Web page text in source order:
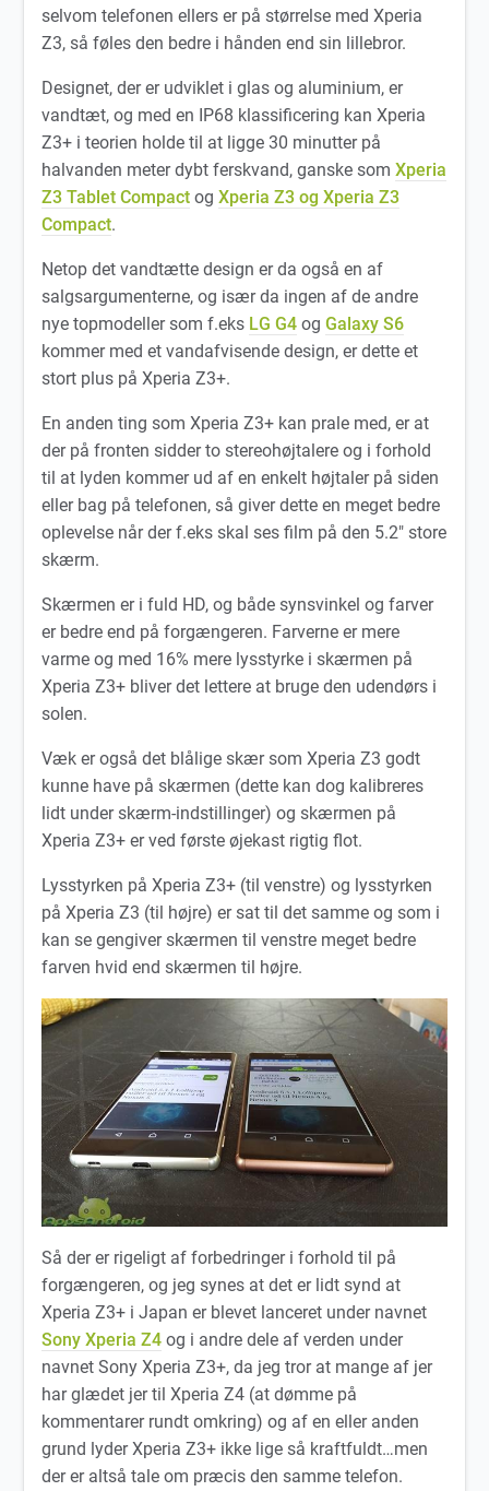
selvom telefonen ellers er på størrelse med Xperia
Z3, så føles den bedre i hånden end sin lillebror.
Designet, der er udviklet i glas og aluminium, er
vandtæt, og med en IP68 klassificering kan Xperia
Z3+ i teorien holde til at ligge 30 minutter på
halvanden meter dybt ferskvand, ganske somXperia
Z3 Tablet Compact ogXperia Z3 og Xperia Z3
Compact.
Netop det vandtætte design er da også en af
salgsargumenterne, og især da ingen af de andre
nye topmodeller som f.eks LG G4 ogGalaxy S6
kommer med et vandafvisende design, er dette et
stort plus på Xperia Z3+.
En anden ting som Xperia Z3+ kan prale med, er at
der på fronten sidder to stereohøjtalere og i forhold
til at lyden kommer ud af en enkelt højtaler på siden
eller bag på telefonen, så giver dette en meget bedre
oplevelse når der f.eks skal ses film på den 5.2″ store
skærm.
Skærmen er i fuld HD, og både synsvinkel og farver
er bedre end på forgængeren. Farverne er mere
varme og med 16% mere lysstyrke i skærmen på
Xperia Z3+ bliver det lettere at bruge den udendørs i
solen.
Væk er også det blålige skær som Xperia Z3 godt
kunne have på skærmen (dette kan dog kalibreres
lidt under skærm-indstillinger) og skærmen på
Xperia Z3+ er ved første øjekast rigtig flot.
Lysstyrken på Xperia Z3+ (til venstre) og lysstyrken
på Xperia Z3 (til højre) er sat til det samme og som i
kan se gengiver skærmen til venstre meget bedre
farven hvid end skærmen til højre.
Så der er rigeligt af forbedringer i forhold til på
forgængeren, og jeg synes at det er lidt synd at
Xperia Z3+ i Japan er blevet lanceret under navnet
Sony Xperia Z4 og i andre dele af verden under
navnet Sony Xperia Z3+, da jeg tror at mange af jer
har glædet jer til Xperia Z4 (at dømme på
kommentarer rundt omkring) og af en eller anden
grund lyder Xperia Z3+ ikke lige så kraftfuldt…men
der er altså tale om præcis den samme telefon.